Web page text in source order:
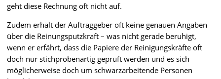
geht diese Rechnung oft nicht auf.
Zudem erhält der Auftraggeber oft keine genauen Angaben
über die Reinungsputzkraft – was nicht gerade beruhigt,
wenn er erfährt, dass die Papiere der Reinigungskräfte oft
doch nur stichprobenartig geprüft werden und es sich
möglicherweise doch um schwarzarbeitende Personen